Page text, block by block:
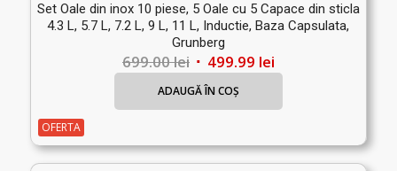
Set Oale din inox 10 piese, 5 Oale cu 5 Capace din sticla
4.3 L, 5.7 L, 7.2 L, 9 L, 11 L, Inductie, Baza Capsulata,
Grunberg
699.00lei Prețul
inițial
699.00 lei.
499.99 leiPrețul
curent
este:
ADAUGĂ ÎN COȘ
OFERTA